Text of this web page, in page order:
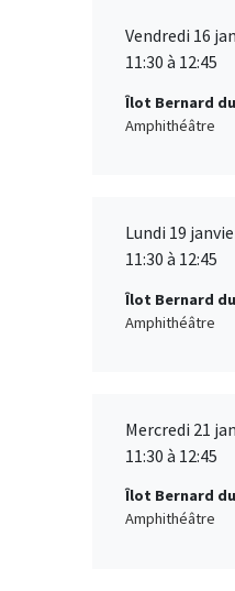
Vendredi 16
11:30 à 12:45
Îlot Bernard
Amphithéâtre
Lundi 19
11:30 à 12:45
Îlot Bernard
Amphithéâtre
Mercredi 21
11:30 à 12:45
Îlot Bernard
Amphithéâtre